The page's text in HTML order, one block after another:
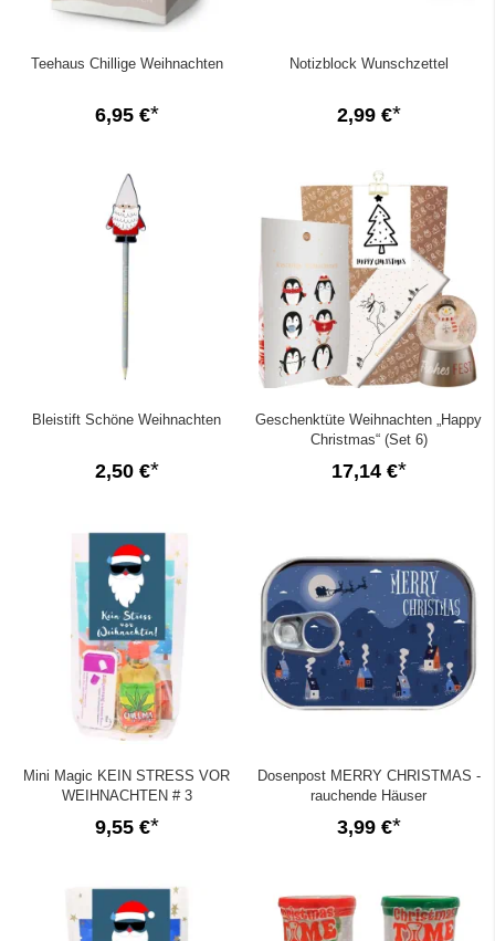
Teehaus Chillige Weihnachten
6,95 €
Notizblock Wunschzettel
2,99 €
Bleistift Schöne Weihnachten
2,50 €
Geschenktüte Weihnachten „Happy
Christmas“ (Set 6)
17,14 €
Mini Magic KEIN STRESS VOR
WEIHNACHTEN # 3
9,55 €
Dosenpost MERRY CHRISTMAS -
rauchende Häuser
3,99 €